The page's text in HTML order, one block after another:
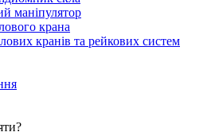
маніпулятор
крана
кранів та рейкових систем